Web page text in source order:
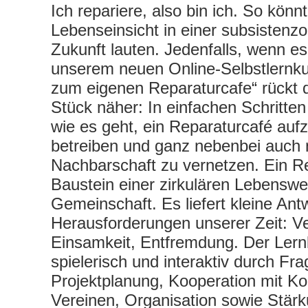
Ich repariere, also bin ich. So
Lebenseinsicht in einer
Zukunft lauten. Jedenfalls, wenn
unserem neuen Online-
zum eigenen Reparaturcafe“ rückt
Stück näher: In einfachen
wie es geht, ein Reparaturcafé
betreiben und ganz nebenbei auch
Nachbarschaft zu vernetzen. Ein
Baustein einer zirkulären
Gemeinschaft. Es liefert kleine
Herausforderungen unserer Zeit:
Einsamkeit, Entfremdung. Der
spielerisch und interaktiv durch
Projektplanung, Kooperation mit
Vereinen, Organisation sowie